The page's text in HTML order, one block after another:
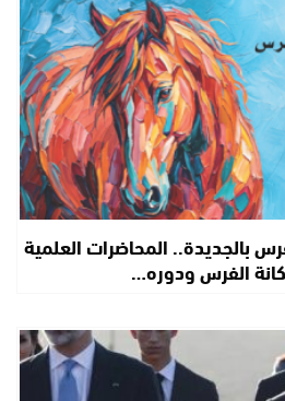
الفرس بالجديدة.. المحاضرات العلمية
الفرس ودوره…